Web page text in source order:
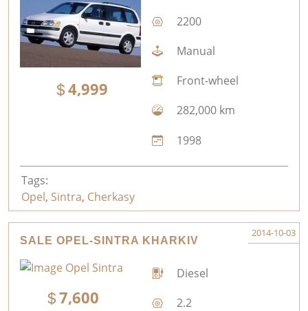
4,999
2200
Manual
Front-wheel
282,000 km
1998
Tags:
Opel, Sintra, Cherkasy
SALE OPEL-SINTRA KHARKIV
2014-10-03
7,600
Diesel
2.2